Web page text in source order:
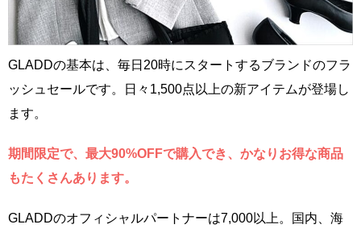
GLADDの基本は、毎日20時にスタートするブランドのフラ
ッシュセールです。日々1,500点以上の新アイテムが登場し
ます。
期間限定で、最大90%OFFで購入でき、かなりお得な商品
もたくさんあります。
GLADDのオフィシャルパートナーは7,000以上。国内、海